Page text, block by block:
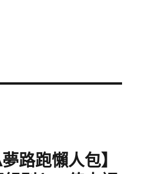
路跑懶人包】